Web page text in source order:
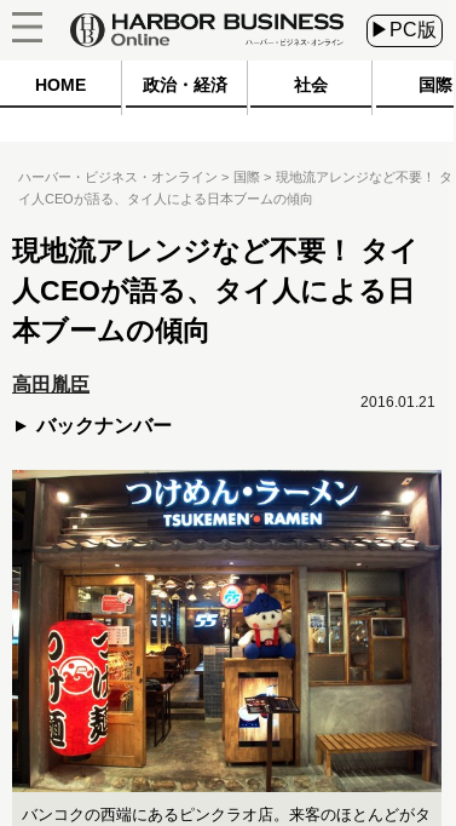
▶PC版
HOME 政治・経済 社会 国際
ハーバー・ビジネス・オンライン 国際
現地流アレンジなど不要！ タ
イ人CEOが語る、タイ人による日本ブームの傾向
現地流アレンジなど不要！ タイ
人CEOが語る、タイ人による日
本ブームの傾向
高田胤臣
バックナンバー
2016.01.21
バンコクの西端にあるピンクラオ店。来客のほとんどがタ